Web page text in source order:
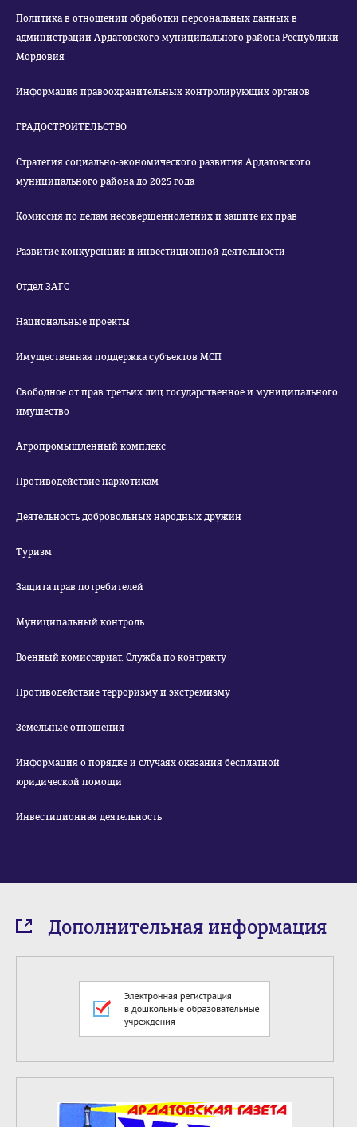
Политика в отношении обработки персональных данных в
администрации Ардатовского муниципального района Республики
Мордовия
Информация правоохранительных контролирующих органов
ГРАДОСТРОИТЕЛЬСТВО
Стратегия социально-экономического развития Ардатовского
муниципального района до 2025 года
Комиссия по делам несовершеннолетних и защите их прав
Развитие конкуренции и инвестиционной деятельности
Отдел ЗАГС
Национальные проекты
Имущественная поддержка субъектов МСП
Свободное от прав третьих лиц государственное и муниципального
имущество
Агропромышленный комплекс
Противодействие наркотикам
Деятельность добровольных народных дружин
Туризм
Защита прав потребителей
Муниципальный контроль
Военный комиссариат. Служба по контракту
Противодействие терроризму и экстремизму
Земельные отношения
Информация о порядке и случаях оказания бесплатной
юридической помощи
Инвестиционная деятельность
Дополнительная информация